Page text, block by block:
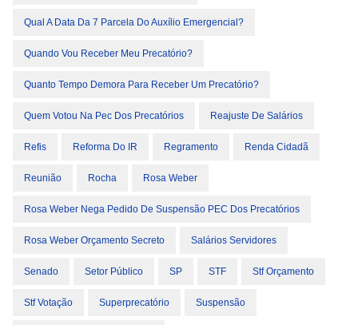
Qual A Data Da 7 Parcela Do Auxílio Emergencial?
Quando Vou Receber Meu Precatório?
Quanto Tempo Demora Para Receber Um Precatório?
Quem Votou Na Pec Dos Precatórios Reajuste De Salários
Refis Reforma Do IR Regramento Renda Cidadã
Reunião Rocha Rosa Weber
Rosa Weber Nega Pedido De Suspensão PEC Dos Precatórios
Rosa Weber Orçamento Secreto Salários Servidores
Senado Setor Público SP STF Stf Orçamento
Stf Votação Superprecatório Suspensão